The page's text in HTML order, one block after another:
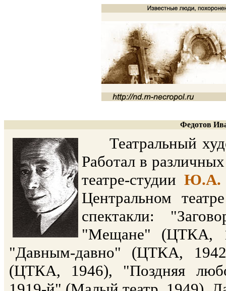
Федотов
Театральный
Работал в
театре-студии Ю.А.
Центральном
спектакли:
"Мещане" (ЦТКА,
"Давным-давно" (ЦТКА,
(ЦТКА, 1946), "Поздняя